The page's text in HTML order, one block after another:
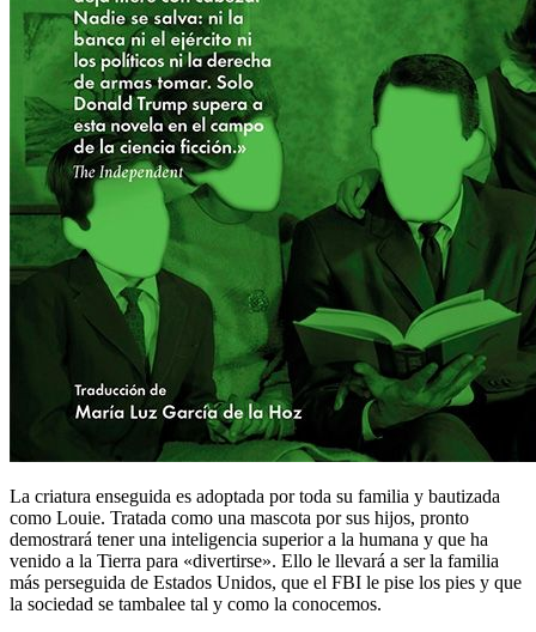
La criatura enseguida es adoptada por toda su familia y bautizada
como Louie. Tratada como una mascota por sus hijos, pronto
demostrará tener una inteligencia superior a la humana y que ha
venido a la Tierra para «divertirse». Ello le llevará a ser la familia
más perseguida de Estados Unidos, que el FBI le pise los pies y que
la sociedad se tambalee tal y como la conocemos.